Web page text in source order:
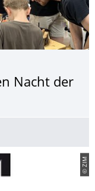
Nacht der
© ZIM